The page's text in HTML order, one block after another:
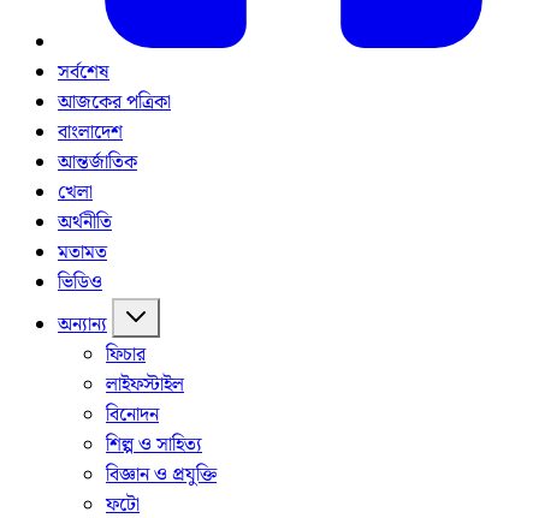
সর্বশেষ
আজকের পত্রিকা
বাংলাদেশ
আন্তর্জাতিক
খেলা
অর্থনীতি
মতামত
ভিডিও
অন্যান্য
ফিচার
লাইফস্টাইল
বিনোদন
শিল্প ও সাহিত্য
বিজ্ঞান ও প্রযুক্তি
ফটো